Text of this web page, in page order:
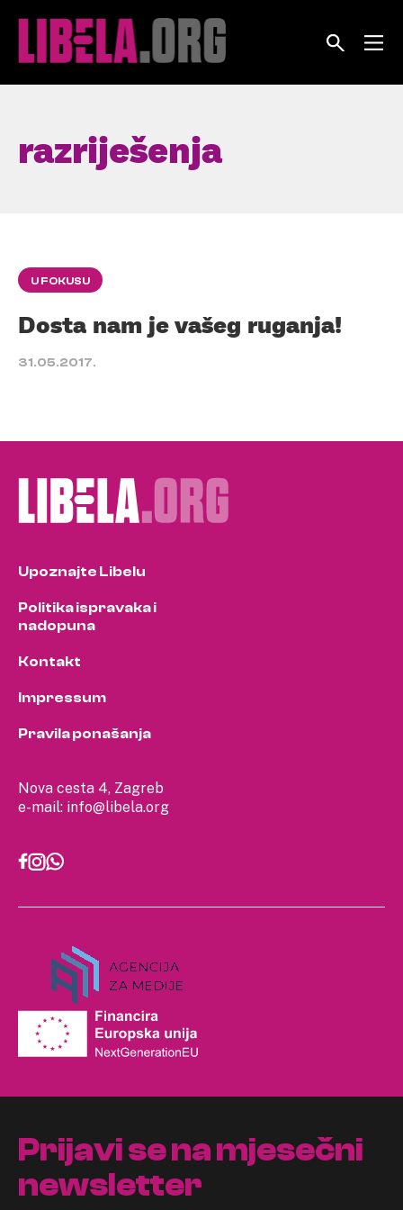
razriješenja
U FOKUSU
Dosta nam je vašeg ruganja!
31.05.2017.
Nova cesta 4, Zagreb
e-mail: info@libela.org
Upoznajte Libelu
Politika ispravaka i
nadopuna
Kontakt
Impressum
Pravila ponašanja
Prijavi se na mjesečni
newsletter